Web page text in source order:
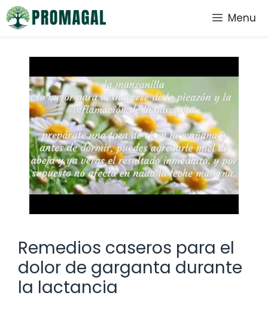
Saltar
al
Menu
Remedios caseros para el
dolor de garganta durante
la lactancia